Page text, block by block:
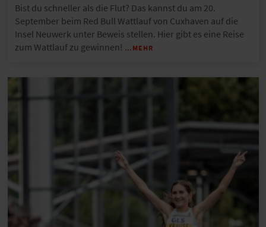
Bist du schneller als die Flut? Das kannst du am 20.
September beim Red Bull Wattlauf von Cuxhaven auf die
Insel Neuwerk unter Beweis stellen. Hier gibt es eine Reise
zum Wattlauf zu gewinnen! …MEHR